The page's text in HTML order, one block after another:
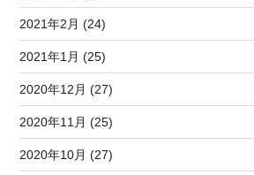
2021年2月 (24)
2021年1月 (25)
2020年12月 (27)
2020年11月 (25)
2020年10月 (27)